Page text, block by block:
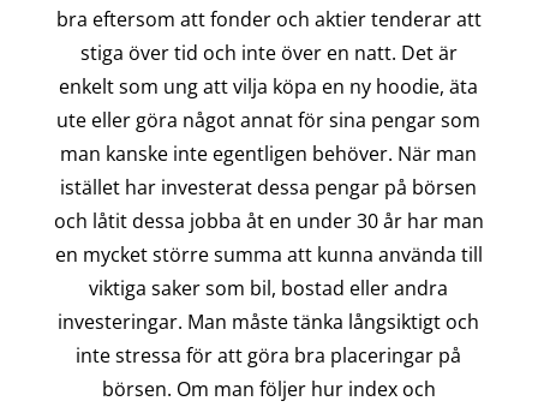
bra eftersom att fonder och aktier tenderar att
stiga över tid och inte över en natt. Det är
enkelt som ung att vilja köpa en ny hoodie, äta
ute eller göra något annat för sina pengar som
man kanske inte egentligen behöver. När man
istället har investerat dessa pengar på börsen
och låtit dessa jobba åt en under 30 år har man
en mycket större summa att kunna använda till
viktiga saker som bil, bostad eller andra
investeringar. Man måste tänka långsiktigt och
inte stressa för att göra bra placeringar på
börsen. Om man följer hur index och